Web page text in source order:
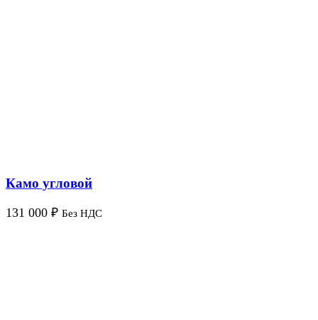
Камо угловой
131 000 ₽ Без НДС